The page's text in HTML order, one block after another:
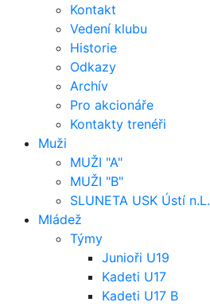
Kontakt
Vedení klubu
Historie
Odkazy
Archív
Pro akcionáře
Kontakty trenéři
Muži
MUŽI "A"
MUŽI "B"
SLUNETA USK Ústí n.L.
Mládež
Týmy
Junioři U19
Kadeti U17
Kadeti U17 B